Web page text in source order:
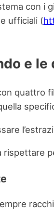
con i
ufficiali (
e le
quattro